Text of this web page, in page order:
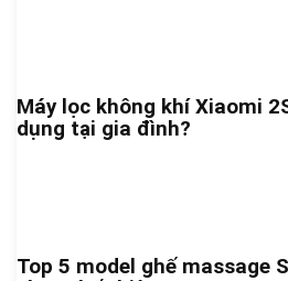
Máy lọc không khí Xiaomi
dụng tại gia đình?
Top 5 model ghế massage